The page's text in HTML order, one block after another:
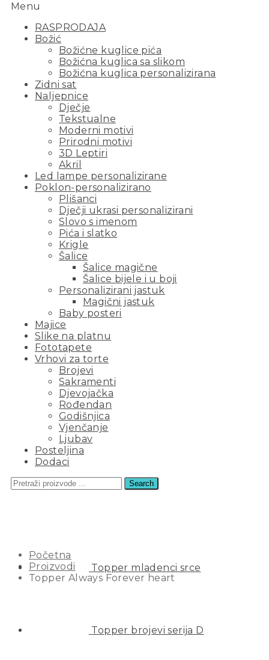
Menu
RASPRODAJA
Božić
Božićne kuglice pića
Božićna kuglica sa slikom
Božićna kuglica personalizirana
Zidni sat
Naljepnice
Dječje
Tekstualne
Moderni motivi
Prirodni motivi
3D Leptiri
Akril
Led lampe personalizirane
Poklon-personalizirano
Plišanci
Dječji ukrasi personalizirani
Slovo s imenom
Pića i slatko
Krigle
Šalice
Šalice magične
Šalice bijele i u boji
Personalizirani jastuk
Magični jastuk
Baby posteri
Majice
Slike na platnu
Fototapete
Vrhovi za torte
Brojevi
Sakramenti
Djevojačka
Rođendan
Godišnjica
Vjenčanje
Ljubav
Posteljina
Dodaci
Search
Početna
Proizvodi
Topper Always Forever heart
Topper mladenci srce
Topper brojevi serija D